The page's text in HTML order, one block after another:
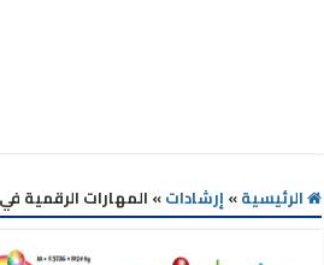
الرئيسية» إرشادات» المهارات الرقمية في